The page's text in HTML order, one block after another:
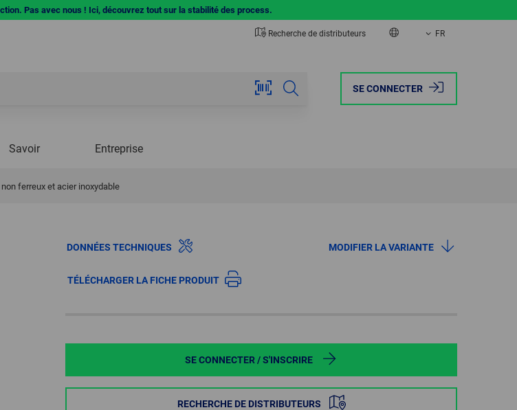
Pas avec nous ! Ici, découvrez tout sur la stabilité des process.
Recherche de distributeurs
EUROPE
ITALY
SWEDEN
AMERICA
FR
SE CONNECTER
Savoir Entreprise
ferreux et acier inoxydable
DONNÉES TECHNIQUES MODIFIER LA VARIANTE
TÉLÉCHARGER LA FICHE PRODUIT
SE CONNECTER / S'INSCRIRE
RECHERCHE DE DISTRIBUTEURS